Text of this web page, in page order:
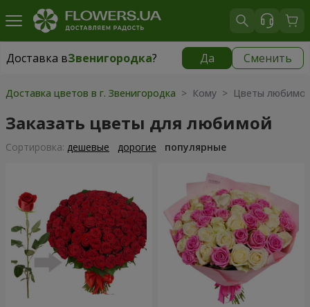
Доставка вЗвенигородка? Да Сменить
Доставка вЗвенигородка|
Доставка цветов в г. Звенигородка > Кому > Цветы
Заказать цветы для любимой
Cортировка: дешевые дорогие популярные